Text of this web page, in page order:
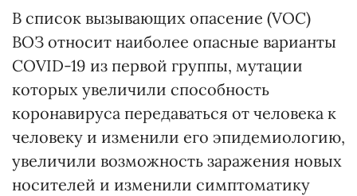
В список вызывающих опасение (VOC)
ВОЗ относит наиболее опасные варианты
COVID-19 из первой группы, мутации
которых увеличили способность
коронавируса передаваться от человека к
человеку и изменили его эпидемиологию,
увеличили возможность заражения новых
носителей и изменили симптоматику